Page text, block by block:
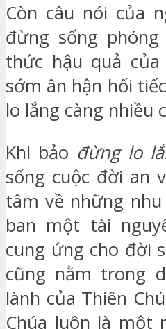
Còn câu nói của
đừng sống
thức hậu quả
sớm ân hận hối
lo lắng càng nhiều
Khi bảo đừng lo
sống cuộc đời an
tâm về những
ban một tài
cung ứng cho đời
cũng nằm trong
lành của Thiên
Chúa luôn là một